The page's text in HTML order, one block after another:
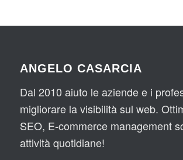
ANGELO CASARCIA
Dal 2010 aiuto le aziende e i
migliorare la visibilità sul web.
SEO, E-commerce management
attività quotidiane!